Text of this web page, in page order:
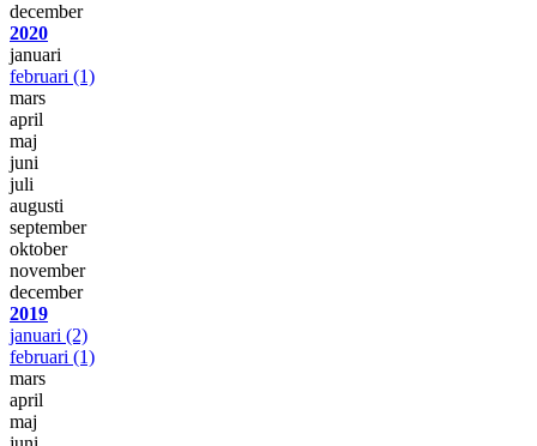
december
2020
januari
februari (1)
mars
april
maj
juni
juli
augusti
september
oktober
november
december
2019
januari (2)
februari (1)
mars
april
maj